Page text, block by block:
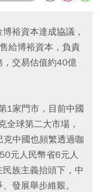
裕資本達成協議，
給博裕資本，負責
交易估值約40億
1家門市，目前中國
全球第二大市場，
中國也頻繁透過咖
元人民幣省6元人
族主義抬頭下，中
發展舉步維艱。